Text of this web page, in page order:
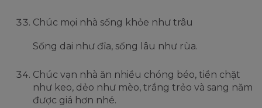
Chúc mọi nhà sống khỏe như trâu
Sống dai như đỉa, sống lâu như rùa.
Chúc vạn nhà ăn nhiều chóng béo, tiền chặt
như keo, dẻo như mèo, trắng trẻo và sang năm
được giá hơn nhé.